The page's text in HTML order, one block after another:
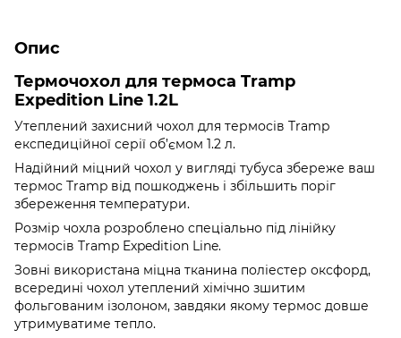
Опис
Термочохол для термоса Tramp
Expedition Line 1.2L
Утеплений захисний чохол для термосів Tramp
експедиційної серії об’ємом 1.2 л.
Надійний міцний чохол у вигляді тубуса збереже ваш
термос Tramp від пошкоджень і збільшить поріг
збереження температури.
Розмір чохла розроблено спеціально під лінійку
термосів Tramp Expedition Line.
Зовні використана міцна тканина поліестер оксфорд,
всередині чохол утеплений хімічно зшитим
фольгованим ізолоном, завдяки якому термос довше
утримуватиме тепло.